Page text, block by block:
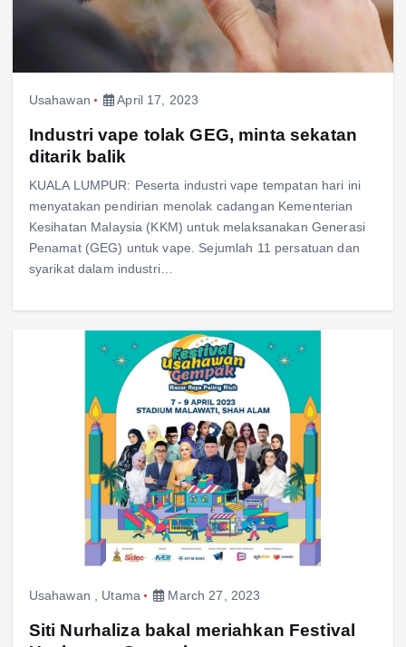
Usahawan April 17, 2023
Industri vape tolak GEG, minta sekatan
ditarik balik
KUALA LUMPUR: Peserta industri vape tempatan hari ini
menyatakan pendirian menolak cadangan Kementerian
Kesihatan Malaysia (KKM) untuk melaksanakan Generasi
Penamat (GEG) untuk vape. Sejumlah 11 persatuan dan
syarikat dalam industri…
Usahawan Utama March 27, 2023
Siti Nurhaliza bakal meriahkan Festival